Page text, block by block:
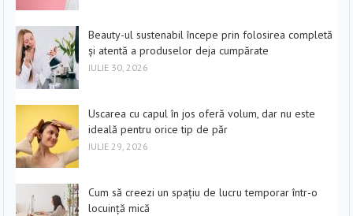
Beauty-ul sustenabil începe prin folosirea completă
și atentă a produselor deja cumpărate
IULIE 30, 2026
Uscarea cu capul în jos oferă volum, dar nu este
ideală pentru orice tip de păr
IULIE 29, 2026
Cum să creezi un spațiu de lucru temporar într-o
locuință mică